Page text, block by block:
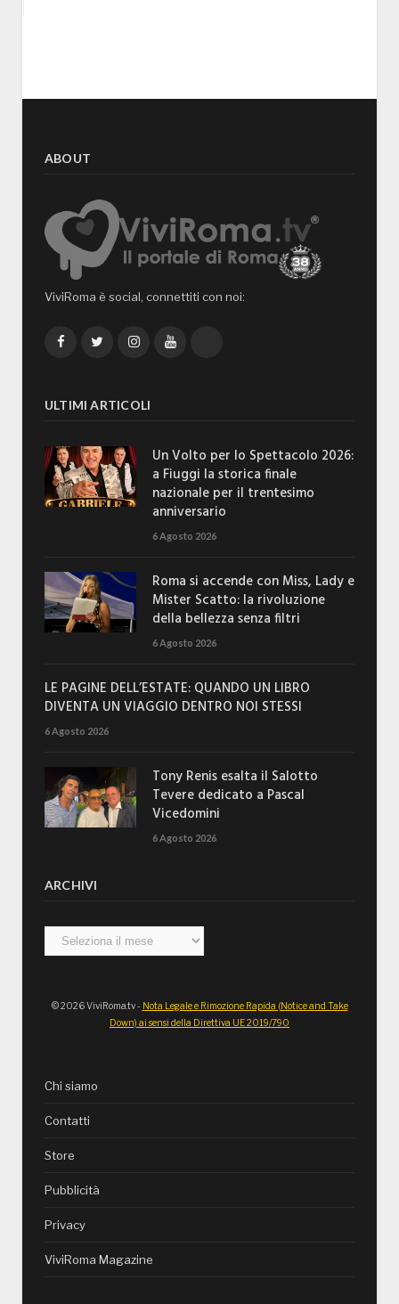
ABOUT
ViviRoma è social, connettiti con noi:
FacebookTwitterInstagramYouTube
ULTIMI ARTICOLI
Un Volto per lo Spettacolo 2026:
a Fiuggi la storica finale
nazionale per il trentesimo
anniversario
6 Agosto 2026
Roma si accende con Miss, Lady e
Mister Scatto: la rivoluzione
della bellezza senza filtri
6 Agosto 2026
LE PAGINE DELL’ESTATE: QUANDO UN LIBRO
DIVENTA UN VIAGGIO DENTRO NOI STESSI
6 Agosto 2026
Tony Renis esalta il Salotto
Tevere dedicato a Pascal
Vicedomini
6 Agosto 2026
ARCHIVI
Archivi
© 2026 ViviRoma.tv - Nota Legale e Rimozione Rapida (Notice and Take
Down) ai sensi della Direttiva UE 2019/790
Chi siamo
Contatti
Store
Pubblicità
Privacy
ViviRoma Magazine